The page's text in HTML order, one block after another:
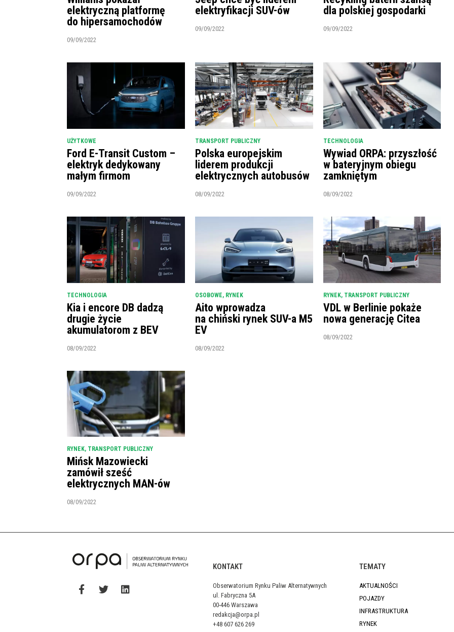
elektryczną platformę
do hipersamochodów
09/09/2022
elektryfikacji SUV-ów
09/09/2022
dla polskiej gospodarki
09/09/2022
UŻYTKOWE
Ford E-Transit Custom –
elektryk dedykowany
małym firmom
09/09/2022
TRANSPORT PUBLICZNY
Polska europejskim
liderem produkcji
elektrycznych autobusów
08/09/2022
TECHNOLOGIA
Wywiad ORPA: przyszłość
w bateryjnym obiegu
zamkniętym
08/09/2022
TECHNOLOGIA
Kia i encore DB dadzą
drugie życie
akumulatorom z BEV
08/09/2022
OSOBOWE, RYNEK
Aito wprowadza
na chiński rynek SUV-a M5
EV
08/09/2022
RYNEK, TRANSPORT PUBLICZNY
VDL w Berlinie pokaże
nowa generację Citea
08/09/2022
RYNEK, TRANSPORT PUBLICZNY
Mińsk Mazowiecki
zamówił sześć
elektrycznych MAN-ów
08/09/2022
KONTAKT
Obserwatorium Rynku Paliw Alternatywnych
ul. Fabryczna 5A
00-446 Warszawa
redakcja@orpa.pl
+48 607 626 269
TEMATY
AKTUALNOŚCI
POJAZDY
INFRASTRUKTURA
RYNEK